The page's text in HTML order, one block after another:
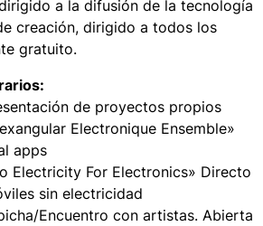
a la difusión de la tecnología
creación, dirigido a todos los
gratuito.
de proyectos propios
Electronique Ensemble»
apps
Electricity For Electronics» Directo
sin electricidad
Encuentro con artistas. Abierta